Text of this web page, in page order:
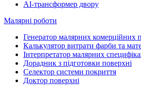
AI-трансформер двору
Малярні роботи
Генератор малярних комерційних
Калькулятор витрати фарби та
Інтерпретатор малярних
Дорадник з підготовки поверхні
Селектор системи покриття
Доктор поверхні